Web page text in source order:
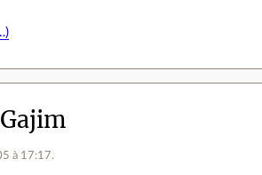
à 17:17.